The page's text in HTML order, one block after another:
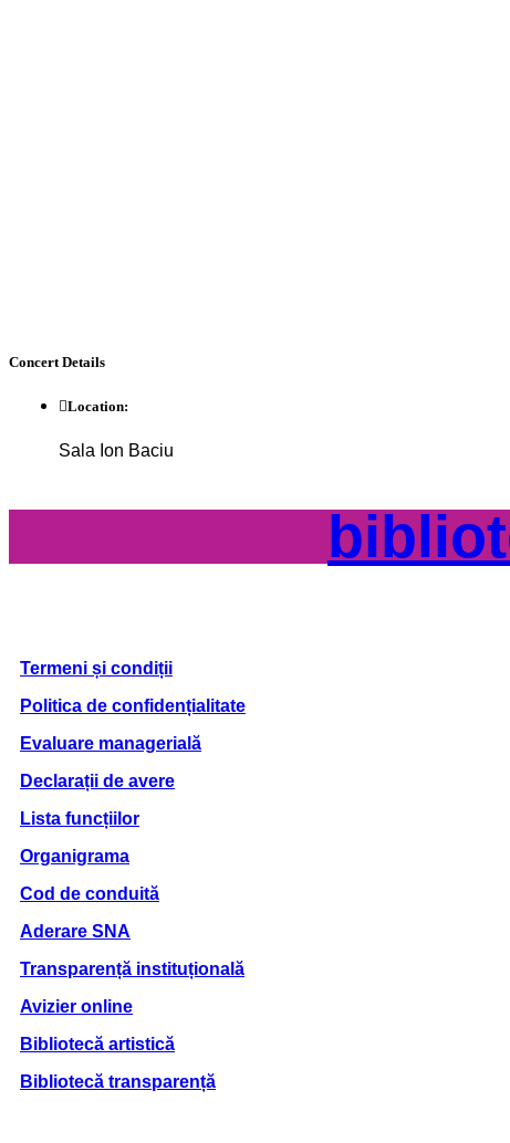
ConcertDetails
Location:
Sala Ion Baciu
Termeni și condiții
Politica de confidențialitate
Evaluare managerială
Declarații de avere
Lista funcțiilor
Organigrama
Cod de conduită
Aderare SNA
Transparență instituțională
Avizier online
Bibliotecă artistică
Bibliotecă transparență